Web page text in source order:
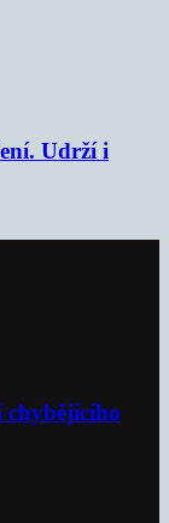
Udrží i
chybějícího